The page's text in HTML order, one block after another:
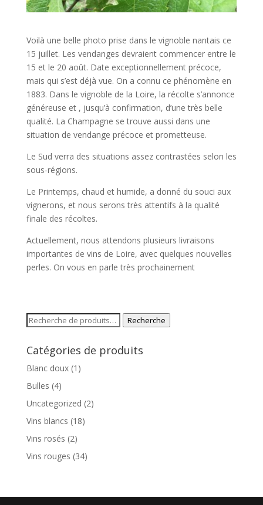
Voilà une belle photo prise dans le vignoble nantais ce
15 juillet. Les vendanges devraient commencer entre le
15 et le 20 août. Date exceptionnellement précoce,
mais qui s’est déjà vue. On a connu ce phénomène en
1883. Dans le vignoble de la Loire, la récolte s’annonce
généreuse et , jusqu’à confirmation, d’une très belle
qualité. La Champagne se trouve aussi dans une
situation de vendange précoce et prometteuse.
Le Sud verra des situations assez contrastées selon les
sous-régions.
Le Printemps, chaud et humide, a donné du souci aux
vignerons, et nous serons très attentifs à la qualité
finale des récoltes.
Actuellement, nous attendons plusieurs livraisons
importantes de vins de Loire, avec quelques nouvelles
perles. On vous en parle très prochainement
Recherche
Recherche
Catégories de produits
Blanc doux (1)
Bulles (4)
Uncategorized (2)
Vins blancs (18)
Vins rosés (2)
Vins rouges (34)